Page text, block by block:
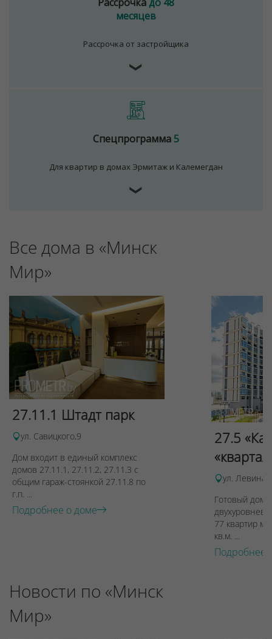
месяцев
Рассрочка от застройщика
❯
Спецпрограмма5
Для квартир в домах Эрмитаж и Калемегдан
❯
Все дома в «Минск
Мир»
27.11.1 Штадт парк
ул. Савицкого,9
Дом входит в единый комплекс
домов 27.11.1, 27.11.2, 27.11.3 с
общим гараж-стоянкой 27.11.8 по
г.п. ...
Подробнее о доме
27.5
ул. Левина,
Готовый дом
77 квартир
кв.м. ...
Подробнее
Новости по «Минск
Мир»